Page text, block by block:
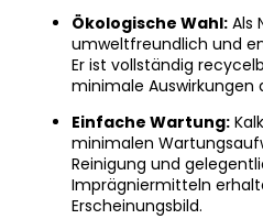
Ökologische Wahl: Als
umweltfreundlich und
Er ist vollständig
minimale Auswirkungen
Einfache Wartung:
minimalen
Reinigung und
Imprägniermitteln
Erscheinungsbild.